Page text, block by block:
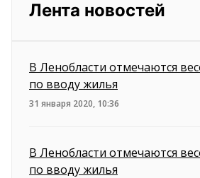
Лента новостей
В Ленобласти отмечаются
по вводу жилья
31 января 2020, 10:36
В Ленобласти отмечаются
по вводу жилья